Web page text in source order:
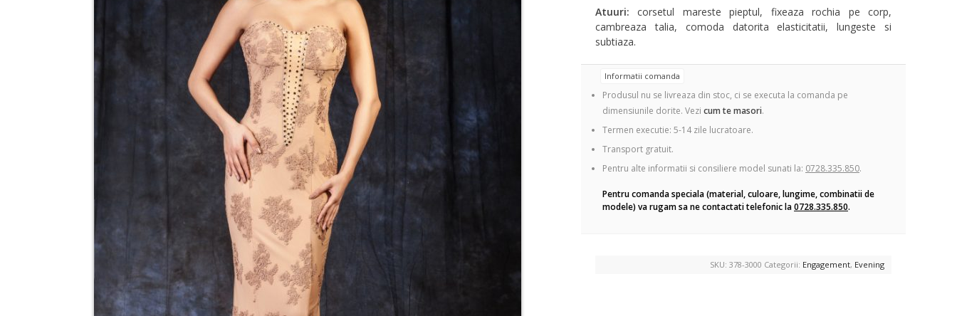
Atuuri: corsetul mareste pieptul, fixeaza rochia pe corp,
cambreaza talia, comoda datorita elasticitatii, lungeste si
subtiaza.
Informatii comanda
Produsul nu se livreaza din stoc, ci se executa la comanda pe
dimensiunile dorite. Vezi cum te masori.
Termen executie: 5-14 zile lucratoare.
Transport gratuit.
Pentru alte informatii si consiliere model sunati la: 0728.335.850.
Pentru comanda speciala (material, culoare, lungime, combinatii de
modele) va rugam sa ne contactati telefonic la0728.335.850.
SKU: 378-3000 Categorii: Engagement, Evening